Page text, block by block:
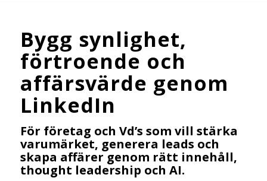
Bygg synlighet,
förtroende och
affärsvärde genom
LinkedIn
För företag och Vd’s som vill stärka
varumärket, generera leads och
skapa affärer genom rätt innehåll,
thought leadership och AI.